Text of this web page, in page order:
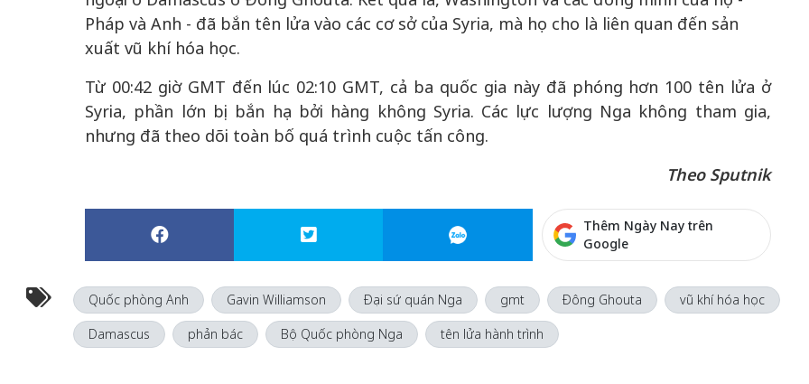
Pháp và Anh - đã bắn tên lửa vào các cơ sở của Syria, mà họ cho là liên quan đến sản
xuất vũ khí hóa học.
Từ 00:42 giờ GMT đến lúc 02:10 GMT, cả ba quốc gia này đã phóng hơn 100 tên lửa ở
Syria, phần lớn bị bắn hạ bởi hàng không Syria. Các lực lượng Nga không tham gia,
nhưng đã theo dõi toàn bố quá trình cuộc tấn công.
Theo Sputnik
Thêm Ngày Nay trên
Google
Quốc phòng Anh Gavin Williamson Đại sứ quán Nga gmt Đông Ghouta
vũ khí hóa học
Damascus
phản bác Bộ Quốc phòng Nga tên lửa hành trình